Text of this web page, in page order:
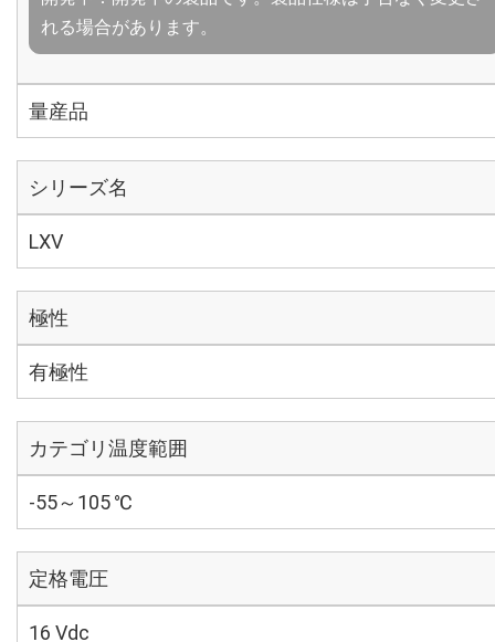
れる場合があります。
量産品
シリーズ名
LXV
極性
有極性
カテゴリ温度範囲
-55～105 ℃
定格電圧
16 Vdc